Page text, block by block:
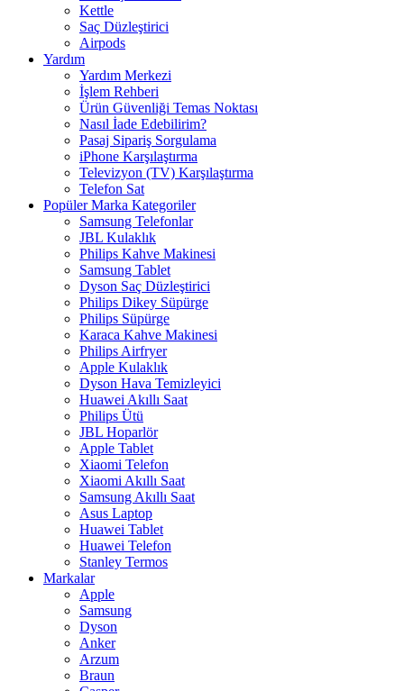
Kettle
Saç Düzleştirici
Airpods
Yardım
Yardım Merkezi
İşlem Rehberi
Ürün Güvenliği Temas Noktası
Nasıl İade Edebilirim?
Pasaj Sipariş Sorgulama
iPhone Karşılaştırma
Televizyon (TV) Karşılaştırma
Telefon Sat
Popüler Marka Kategoriler
Samsung Telefonlar
JBL Kulaklık
Philips Kahve Makinesi
Samsung Tablet
Dyson Saç Düzleştirici
Philips Dikey Süpürge
Philips Süpürge
Karaca Kahve Makinesi
Philips Airfryer
Apple Kulaklık
Dyson Hava Temizleyici
Huawei Akıllı Saat
Philips Ütü
JBL Hoparlör
Apple Tablet
Xiaomi Telefon
Xiaomi Akıllı Saat
Samsung Akıllı Saat
Asus Laptop
Huawei Tablet
Huawei Telefon
Stanley Termos
Markalar
Apple
Samsung
Dyson
Anker
Arzum
Braun